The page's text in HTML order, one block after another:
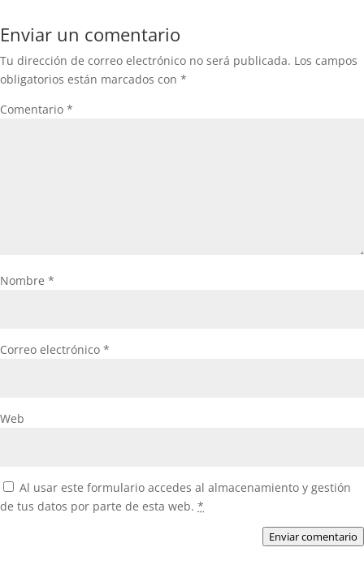
Enviar un comentario
Tu dirección de correo electrónico no será publicada. Los campos
obligatorios están marcados con *
Comentario *
Nombre *
Correo electrónico *
Web
Al usar este formulario accedes al almacenamiento y gestión
de tus datos por parte de esta web. *
Enviar comentario